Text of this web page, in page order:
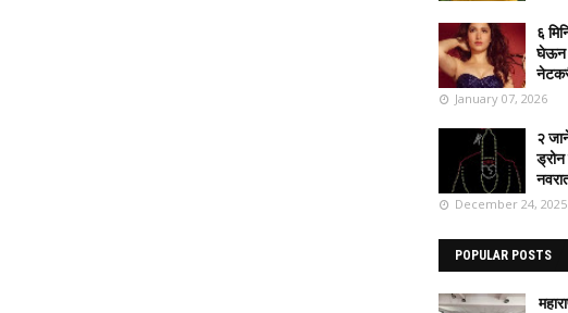
६
घेऊन
January 07, 2026
२
December 24, 2025
POPULAR POSTS